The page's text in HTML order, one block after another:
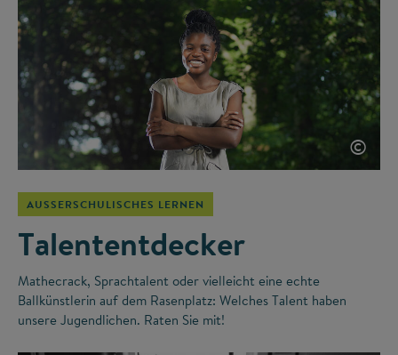
©
AUSSERSCHULISCHES LERNEN
Talententdecker
Mathecrack, Sprachtalent oder vielleicht eine echte
Ballkünstlerin auf dem Rasenplatz: Welches Talent haben
unsere Jugendlichen. Raten Sie mit!